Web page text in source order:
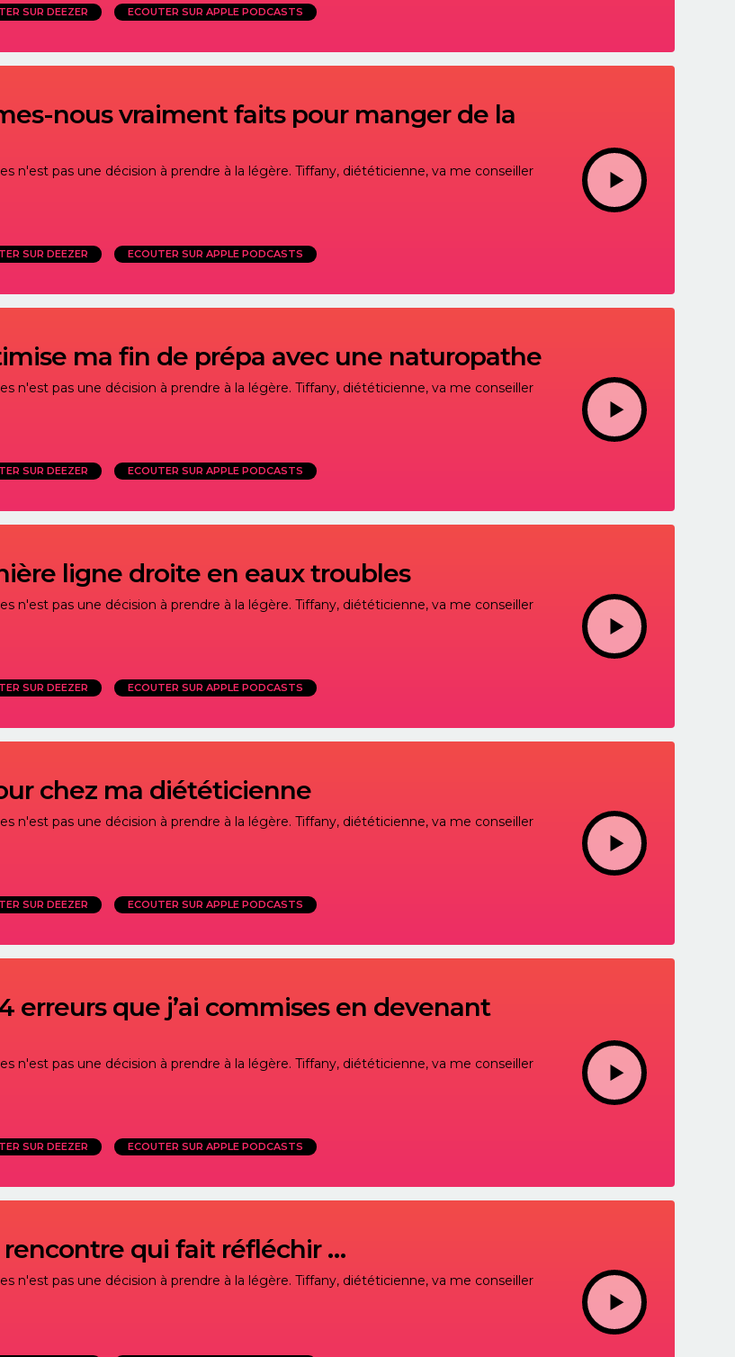
SUR DEEZER ECOUTER SUR APPLE PODCASTS
nous vraiment faits pour manger de la
n'est pas une décision à prendre à la légère. Tiffany, diététicienne, va me conseiller
SUR DEEZER ECOUTER SUR APPLE PODCASTS
ma fin de prépa avec une naturopathe
n'est pas une décision à prendre à la légère. Tiffany, diététicienne, va me conseiller
SUR DEEZER ECOUTER SUR APPLE PODCASTS
ligne droite en eaux troubles
n'est pas une décision à prendre à la légère. Tiffany, diététicienne, va me conseiller
SUR DEEZER ECOUTER SUR APPLE PODCASTS
chez ma diététicienne
n'est pas une décision à prendre à la légère. Tiffany, diététicienne, va me conseiller
SUR DEEZER ECOUTER SUR APPLE PODCASTS
erreurs que j’ai commises en devenant
n'est pas une décision à prendre à la légère. Tiffany, diététicienne, va me conseiller
SUR DEEZER ECOUTER SUR APPLE PODCASTS
rencontre qui fait réfléchir …
n'est pas une décision à prendre à la légère. Tiffany, diététicienne, va me conseiller